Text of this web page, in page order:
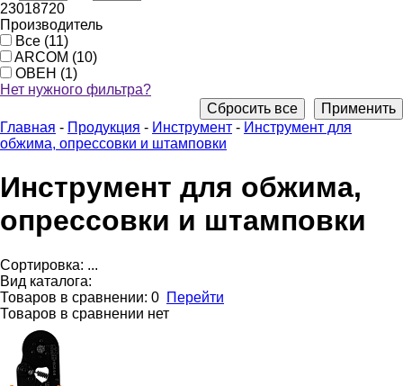
23018720
Производитель
Все (11)
ARCOM (10)
ОВЕН (1)
Нет нужного фильтра?
Применить
Сбросить все
Главная - Продукция - Инструмент - Инструмент для
обжима, опрессовки и штамповки
Инструмент для обжима,
опрессовки и штамповки
Сортировка: ...
Вид каталога:
Товаров в сравнении: 0 Перейти
Товаров в сравнении нет